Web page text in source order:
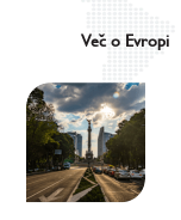
Več o Evropi